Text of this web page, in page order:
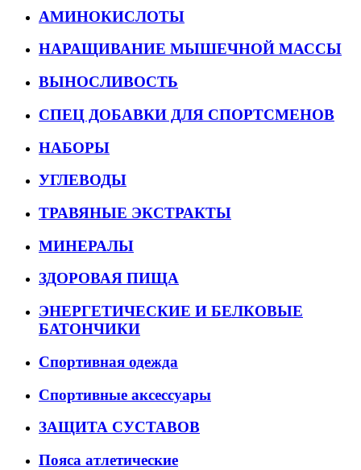
АМИНОКИСЛОТЫ
НАРАЩИВАНИЕ МЫШЕЧНОЙ МАССЫ
ВЫНОСЛИВОСТЬ
СПЕЦ ДОБАВКИ ДЛЯ СПОРТСМЕНОВ
НАБОРЫ
УГЛЕВОДЫ
ТРАВЯНЫЕ ЭКСТРАКТЫ
МИНЕРАЛЫ
ЗДОРОВАЯ ПИЩА
ЭНЕРГЕТИЧЕСКИЕ И БЕЛКОВЫЕ
БАТОНЧИКИ
Спортивная одежда
Спортивные аксессуары
ЗАЩИТА СУСТАВОВ
Пояса атлетические